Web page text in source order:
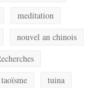
meditation
nouvel an chinois
taoïsme
tuina